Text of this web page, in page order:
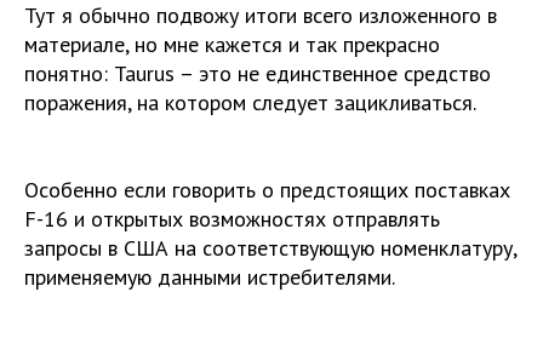
Тут я обычно подвожу итоги всего изложенного в
материале, но мне кажется и так прекрасно
понятно: Taurus – это не единственное средство
поражения, на котором следует зацикливаться.
Особенно если говорить о предстоящих поставках
F-16 и открытых возможностях отправлять
запросы в США на соответствующую номенклатуру,
применяемую данными истребителями.